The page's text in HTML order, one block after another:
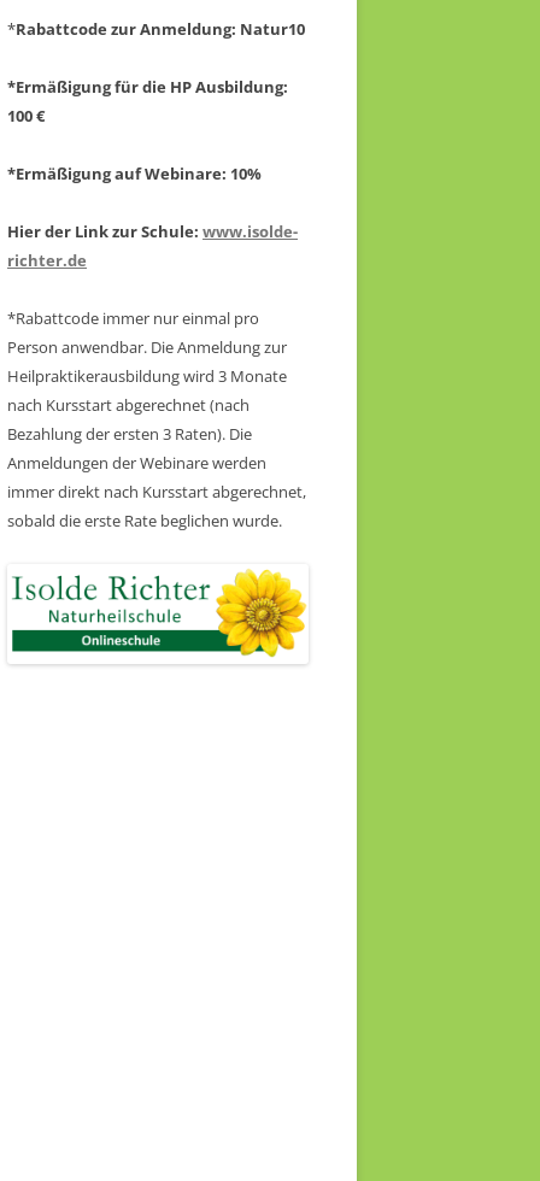
*Rabattcode zur Anmeldung: Natur10
*Ermäßigung für die HP Ausbildung:
100 €
*Ermäßigung auf Webinare: 10%
Hier der Link zur Schule: www.isolde-
richter.de
*Rabattcode immer nur einmal pro
Person anwendbar. Die Anmeldung zur
Heilpraktikerausbildung wird 3 Monate
nach Kursstart abgerechnet(nach
Bezahlung der ersten 3 Raten). Die
Anmeldungen der Webinare werden
immer direkt nach Kursstart abgerechnet,
sobald die erste Rate beglichen wurde.